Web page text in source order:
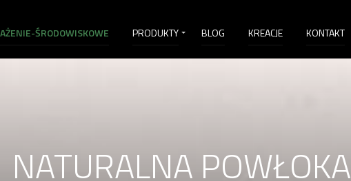
ŚRODOWISKOWE PRODUKTY BLOG KREACJE KONTAKT
NATURALNA POWŁOKA